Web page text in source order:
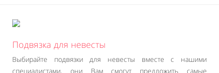
Подвязка для невесты
Выбирайте подвязки для невесты вместе с нашими
специалистами, они Вам смогут предложить самые